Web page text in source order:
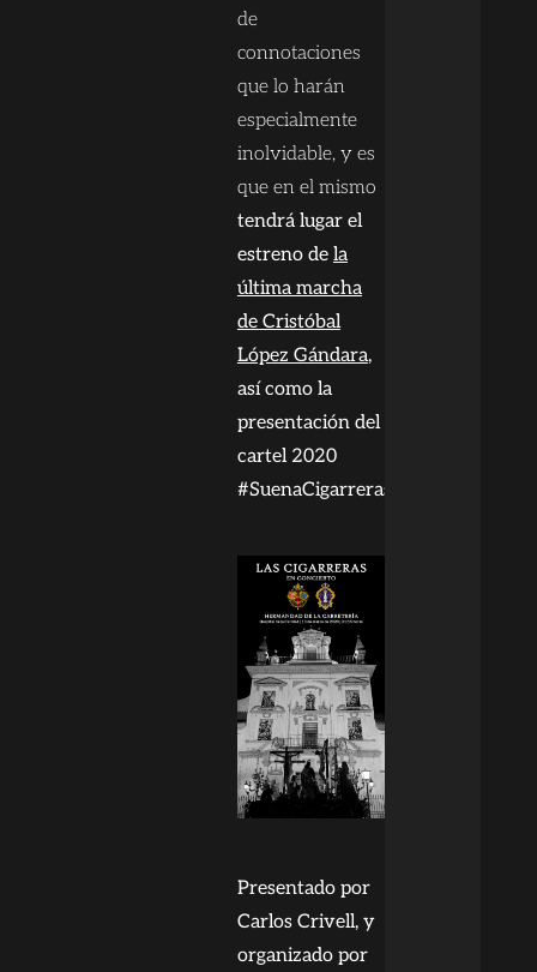
de
connotaciones
que lo harán
especialmente
inolvidable, y es
que en el mismo
tendrá lugar el
estreno de la
última marcha
de Cristóbal
López Gándara,
así como la
presentación del
cartel 2020
#SuenaCigarreras.
Presentado por
Carlos Crivell, y
organizado por